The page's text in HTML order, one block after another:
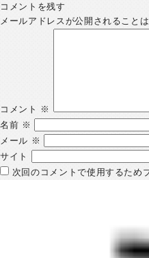
コメントを残す
メールアドレスが公開されることは
コメント
※
名前 ※
メール ※
サイト
次回のコメントで使用するため